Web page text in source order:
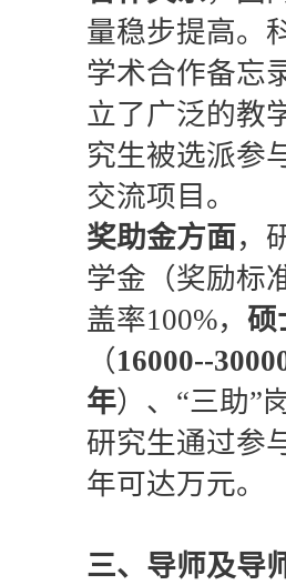
量稳步提高。
学术合作备忘
立了广泛的教
究生被选派参
交流项目。
奖助金方面，
学金（奖励标
盖率100%， 硕
（16000--
年）、“三助”
研究生通过参
年可达万元。
三、导师及导